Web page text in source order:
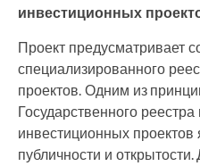
инвестиционных
Проект предусматривает
специализированного
проектов. Одним из
Государственного
инвестиционных проектов
публичности и